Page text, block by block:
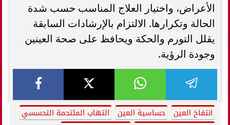
الأعراض، واختيار العلاج المناسب حسب شدة
الحالة وتكرارها. الالتزام بالإرشادات السابقة
يقلل التورم والحكة ويحافظ على صحة العينين
وجودة الرؤية.
انتفاخ العين حساسية العين
التهاب الملتحمة التحسسي